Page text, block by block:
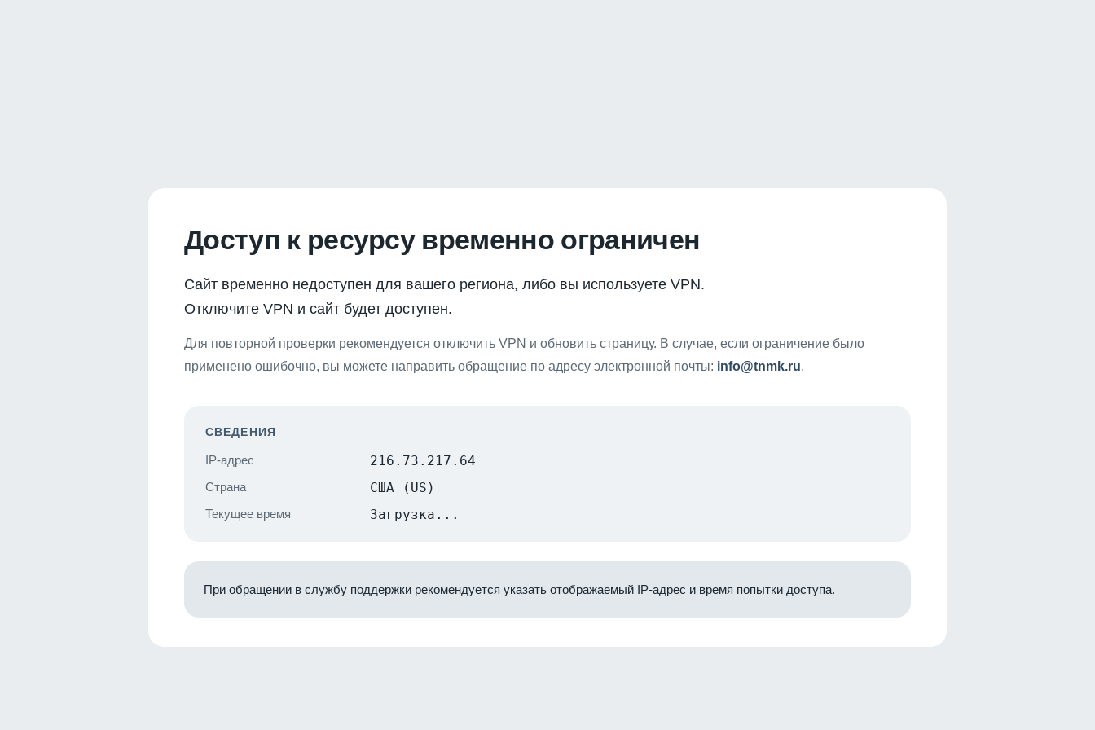
Доступ к ресурсу временно ограничен
Сайт временно недоступен для вашего региона, либо вы используете VPN.
Отключите VPN и сайт будет доступен.
Для повторной проверки рекомендуется отключить VPN и обновить страницу. В случае, если ограничение было
применено ошибочно, вы можете направить обращение по адресу электронной почты: info@tnmk.ru.
СВЕДЕНИЯ
IP-адрес 216.73.217.64
Страна США (US)
Текущее время Загрузка...
При обращении в службу поддержки рекомендуется указать отображаемый IP-адрес и время попытки доступа.